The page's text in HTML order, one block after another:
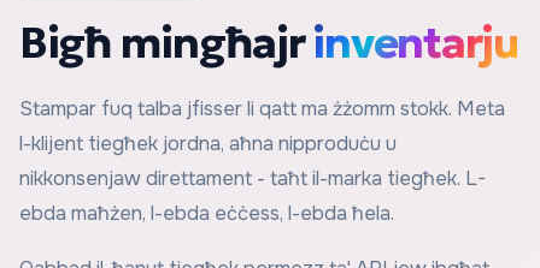
Bigħ mingħajrinventarju
Stampar fuq talba jfisser li qatt ma żżomm stokk. Meta
l-klijent tiegħek jordna, aħna nipproduċu u
nikkonsenjaw direttament - taħt il-marka tiegħek. L-
ebda maħżen, l-ebda eċċess, l-ebda ħela.